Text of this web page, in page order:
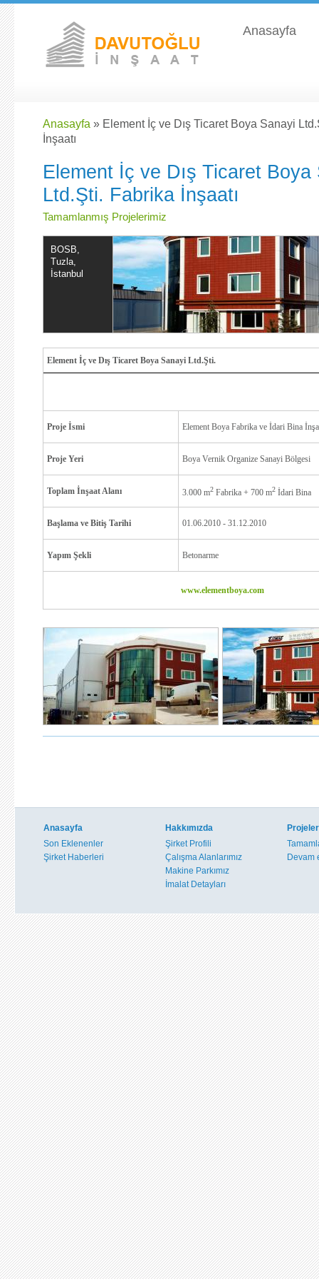
Ana içeriğe atla
Anasayfa
Anasayfa » Element İç ve Dış Ticaret Boya Sanayi
İnşaatı
Element İç ve Dış Ticaret Boya
Ltd.Şti. Fabrika İnşaatı
Tamamlanmış Projelerimiz
BOSB,
Tuzla,
İstanbul
Element İç ve Dış Ticaret Boya Sanayi Ltd.Şti.
Proje İsmi Element Boya Fabrika ve İdari Bina
Proje Yeri Boya Vernik Organize Sanayi Bölgesi
Toplam İnşaat Alanı 3.000 m2Fabrika + 700 m2İdari Bina
Başlama ve Bitiş Tarihi 01.06.2010 - 31.12.2010
Yapım Şekli Betonarme
www.elementboya.com
Anasayfa
Son Eklenenler
Şirket Haberleri
Hakkımızda
Şirket Profili
Çalışma Alanlarımız
Makine Parkımız
İmalat Detayları
Devam